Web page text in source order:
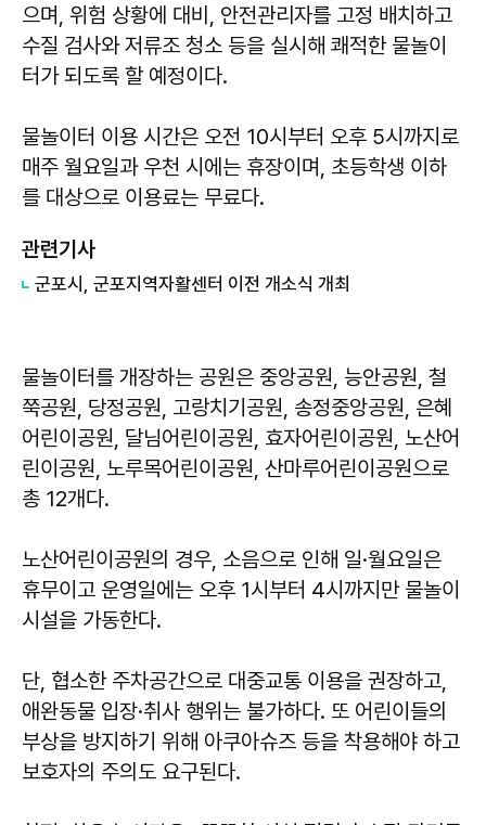
으며, 위험 상황에 대비, 안전관리자를 고정 배치하고
수질 검사와 저류조 청소 등을 실시해 쾌적한 물놀이
터가 되도록 할 예정이다.
물놀이터 이용 시간은 오전 10시부터 오후 5시까지로
매주 월요일과 우천 시에는 휴장이며, 초등학생 이하
를 대상으로 이용료는 무료다.
관련기사
군포시, 군포지역자활센터 이전 개소식 개최
물놀이터를 개장하는 공원은 중앙공원, 능안공원, 철
쭉공원, 당정공원, 고랑치기공원, 송정중앙공원, 은혜
어린이공원, 달님어린이공원, 효자어린이공원, 노산어
린이공원, 노루목어린이공원, 산마루어린이공원으로
총 12개다.
노산어린이공원의 경우, 소음으로 인해 일·월요일은
휴무이고 운영일에는 오후 1시부터 4시까지만 물놀이
시설을 가동한다.
단, 협소한 주차공간으로 대중교통 이용을 권장하고,
애완동물 입장·취사 행위는 불가하다. 또 어린이들의
부상을 방지하기 위해 아쿠아슈즈 등을 착용해야 하고
보호자의 주의도 요구된다.